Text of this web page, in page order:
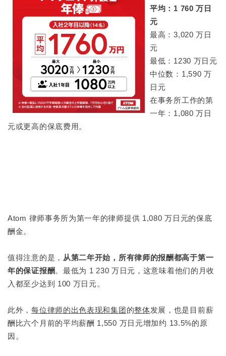
平均：1 760 万日
元
最高：3,020 万日
元
最低：1230 万日元
中位数：1,590 万
日元
在事务所工作的第
一年：1,080 万日
元或更高的保底费用。
Atom 律师事务所为第一年的律师提供 1,080 万日元的保底
酬金。
值得注意的是， 从第二年开始，所有律师的报酬都高于第一
年的保证报酬 。最低为 1 230 万日元，这意味着他们的月收
入都至少达到 100 万日元。
此外，每位律师的出色表现和集团的整体发展，也是目前薪
酬比六个月前的平均薪酬 1,550 万日元增加约 13.5%的原
因。